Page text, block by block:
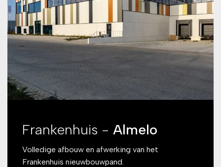
Frankenhuis - Almelo
Volledige afbouw en afwerking van het
Frankenhuis nieuwbouwpand.